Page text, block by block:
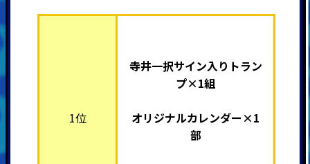
1位
寺井一択サイン入りトラン
プ×1組
オリジナルカレンダー×1
部